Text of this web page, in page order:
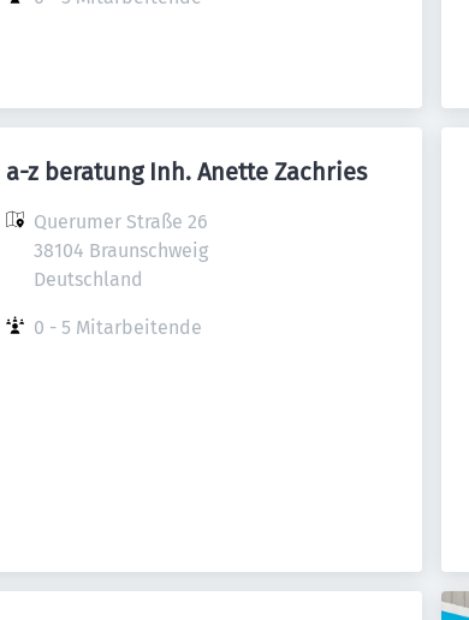
a-z beratung Inh. Anette Zachries
Querumer Straße 26
38104 Braunschweig
Deutschland
0 - 5 Mitarbeitende